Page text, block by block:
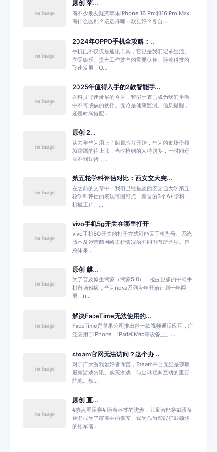
原创 苹...
有不少朋友疑惑苹果iPhone 16 Pro和16 Pro Max
有什么区别？该选择哪一款更好？各自...
2024年OPPO手机全攻略：...
手机已不仅仅是通讯工具，它更是我们记录生活、
享受娱乐、提升工作效率的重要伙伴。随着科技的
飞速发展，O...
2025年值得入手的2款智能手...
在科技飞速发展的今天，智能手表已成为我们生活
中不可或缺的伙伴。无论是健康监测、信息提醒，
还是时尚搭配...
原创 2...
从去年华为用上了麒麟芯片开始，华为的市场份额
就蹭蹭的往上涨，当时抢购的人特别多，一时间还
买不到现货，...
第五轮学科评估对比：西安交大突...
在之前的文章中，我们已经提及西安交通大学第五
轮学科评估的表现可圈可点，新晋的3个A+学科：
机械工程、...
vivo手机5g开关在哪里打开
vivo手机5G开关的打开方式可能因手机型号、系统
版本及运营商网络支持情况的不同而有所差异。但
总体来...
原创 麒...
为了普及原生鸿蒙（鸿蒙5.0），抢占更多的中端手
机市场份额，华为nova系列今年开始计划一年两
更，n...
解决FaceTime无法使用的...
FaceTime是苹果公司推出的一款视频通话应用，广
泛应用于iPhone、iPad和Mac等设备上。...
steam官网无法访问？这个办...
对于广大游戏爱好者而言，Steam平台无疑是获取
最新游戏资讯、购买游戏、与全球玩家互动的重要
阵地。然...
原创 直...
#热点周际赛# 随着科技的进步，儿童智能穿戴设备
逐渐成为了家庭中的新宠。华为作为智能穿戴领域
的领军者...